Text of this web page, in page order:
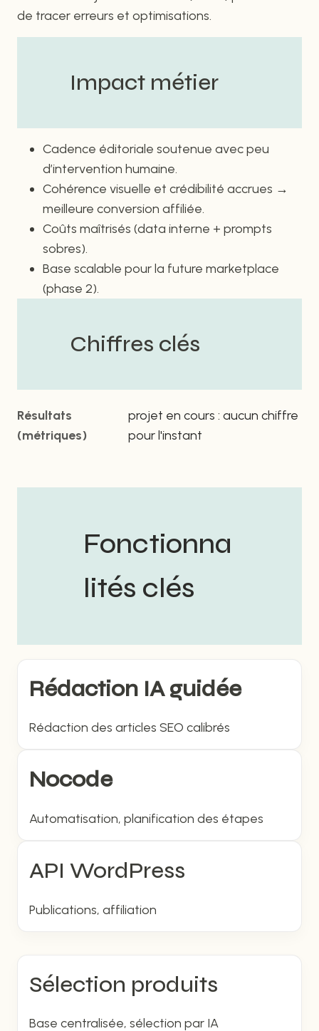
de tracer erreurs et optimisations.
Impact métier
Cadence éditoriale soutenue avec peu
d’intervention humaine.
Cohérence visuelle et crédibilité accrues →
meilleure conversion affiliée.
Coûts maîtrisés (data interne + prompts
sobres).
Base scalable pour la future marketplace
(phase 2).
Chiffres clés
Résultats
(métriques)
projet en cours : aucun chiffre
pour l'instant
Fonctionna
lités clés
Rédaction IA guidée
Rédaction des articles SEO calibrés
Nocode
Automatisation, planification des étapes
API WordPress
Publications, affiliation
Sélection produits
Base centralisée, sélection par IA